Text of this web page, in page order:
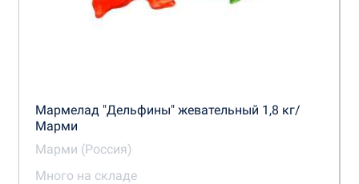
Мармелад "Дельфины" жевательный 1,8 кг/
Марми
Марми (Россия)
Много на складе